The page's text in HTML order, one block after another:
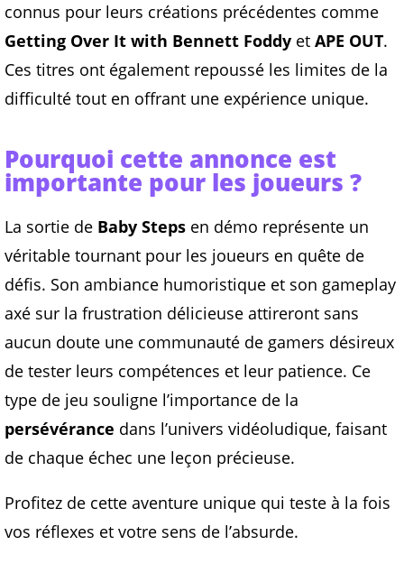
connus pour leurs créations précédentes comme
Getting Over It with Bennett Foddy et APE OUT.
Ces titres ont également repoussé les limites de la
difficulté tout en offrant une expérience unique.
Pourquoi cette annonce est
importante pour les joueurs ?
La sortie de Baby Steps en démo représente un
véritable tournant pour les joueurs en quête de
défis. Son ambiance humoristique et son gameplay
axé sur la frustration délicieuse attireront sans
aucun doute une communauté de gamers désireux
de tester leurs compétences et leur patience. Ce
type de jeu souligne l’importance de la
persévérance dans l’univers vidéoludique, faisant
de chaque échec une leçon précieuse.
Profitez de cette aventure unique qui teste à la fois
vos réflexes et votre sens de l’absurde.